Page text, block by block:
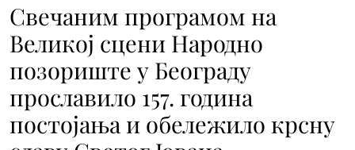
Свечаним програмом на
Великој сцени Народно
позориште у Београду
прославило 157. година
постојања и обележило крсну